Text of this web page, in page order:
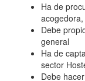
Ha de
Debe
general
Ha de
sector
Debe